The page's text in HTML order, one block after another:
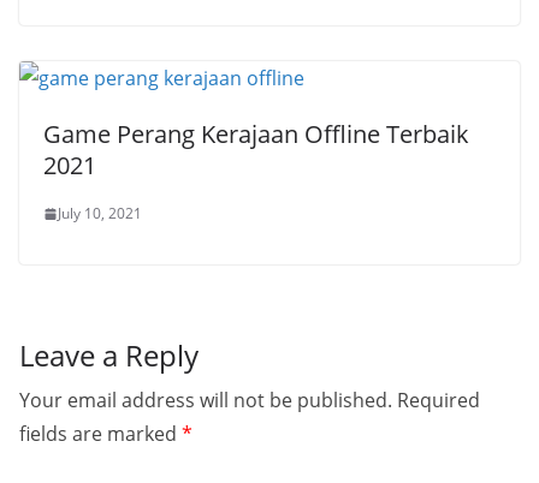
Game Perang Kerajaan Offline Terbaik
2021
July 10, 2021
Leave a Reply
Your email address will not be published. Required
fields are marked *